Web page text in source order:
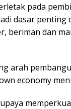
pada
dasar penting
beriman dan
arah
economy